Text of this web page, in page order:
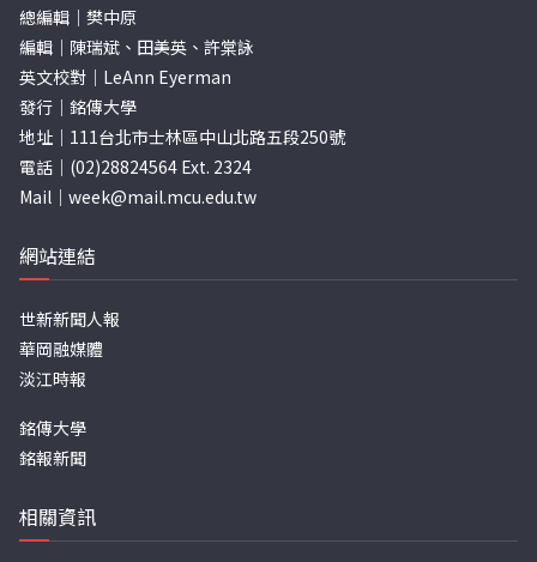
總編輯｜樊中原
編輯｜陳瑞斌、田美英、許棠詠
英文校對｜LeAnn Eyerman
發行｜銘傳大學
地址｜111台北市士林區中山北路五段250號
電話｜(02)28824564 Ext. 2324
Mail｜ week@mail.mcu.edu.tw
網站連結
世新新聞人報
華岡融媒體
淡江時報
銘傳大學
銘報新聞
相關資訊